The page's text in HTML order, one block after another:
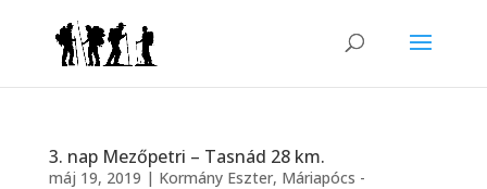
3. nap Mezőpetri – Tasnád 28 km.
máj 19, 2019 | Kormány Eszter, Máriapócs -